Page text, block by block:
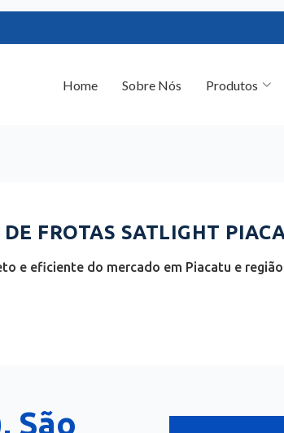
FROTAS SATLIGHT
e eficiente do mercado em Piacatu e região
São